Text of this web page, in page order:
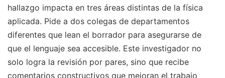
hallazgo impacta en tres áreas distintas de la física
aplicada. Pide a dos colegas de departamentos
diferentes que lean el borrador para asegurarse de
que el lenguaje sea accesible. Este investigador no
solo logra la revisión por pares, sino que recibe
comentarios constructivos que mejoran el trabajo